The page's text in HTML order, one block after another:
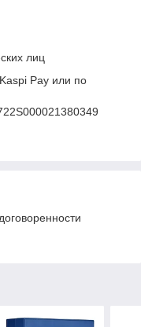
лиц
Pay или по